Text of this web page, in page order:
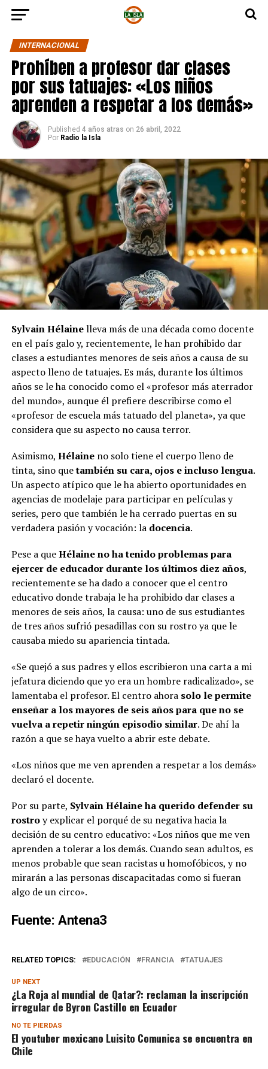
INTERNACIONAL
Prohíben a profesor dar clases
por sus tatuajes: «Los niños
aprenden a respetar a los demás»
Published 4 años atras on 26 abril, 2022
Por Radio la Isla
Sylvain Hélainelleva más de una década como docente
en el país galo y, recientemente, le han prohibido dar
clases a estudiantes menores de seis años a causa de su
aspecto lleno de tatuajes. Es más, durante los últimos
años se le ha conocido como el «profesor más aterrador
del mundo», aunque él prefiere describirse como el
«profesor de escuela más tatuado del planeta», ya que
considera que su aspecto no causa terror.
Asimismo, Hélaineno solo tiene el cuerpo lleno de
tinta, sino quetambién su cara, ojos e incluso lengua.
Un aspecto atípico que le ha abierto oportunidades en
agencias de modelaje para participar en películas y
series, pero que también le ha cerrado puertas en su
verdadera pasión y vocación: la docencia.
Pese a queHélaine no ha tenido problemas para
ejercer de educador durante los últimos diez años,
recientemente se ha dado a conocer que el centro
educativo donde trabaja le ha prohibido dar clases a
menores de seis años, la causa: uno de sus estudiantes
de tres años sufrió pesadillas con su rostro ya que le
causaba miedo su apariencia tintada.
«Se quejó a sus padres y ellos escribieron una carta a mi
jefatura diciendo que yo era un hombre radicalizado», se
lamentaba el profesor. El centro ahora solo le permite
enseñar a los mayores de seis años para que no se
vuelva a repetir ningún episodio similar. De ahí la
razón a que se haya vuelto a abrir este debate.
«Los niños que me ven aprenden a respetar a los demás»
declaró el docente.
Por su parte, Sylvain Hélaine ha querido defender su
rostroy explicar el porqué de su negativa hacia la
decisión de su centro educativo: «Los niños que me ven
aprenden a tolerar a los demás. Cuando sean adultos, es
menos probable que sean racistas u homofóbicos, y no
mirarán a las personas discapacitadas como si fueran
algo de un circo».
Fuente: Antena3
RELATED TOPICS: EDUCACIÓN FRANCIA TATUAJES
UP NEXT
¿La Roja al mundial de Qatar?: reclaman la inscripción
irregular de Byron Castillo en Ecuador
NO TE PIERDAS
El youtuber mexicano Luisito Comunica se encuentra en
Chile